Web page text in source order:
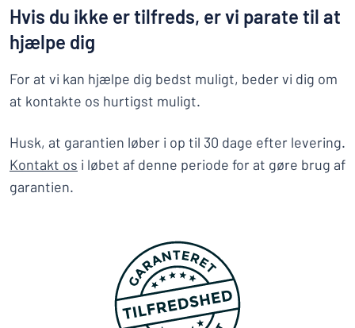
Hvis du ikke er tilfreds, er vi parate til at
hjælpe dig
For at vi kan hjælpe dig bedst muligt, beder vi dig om
at kontakte os hurtigst muligt.
Husk, at garantien løber i op til 30 dage efter levering.
Kontakt os i løbet af denne periode for at gøre brug af
garantien.